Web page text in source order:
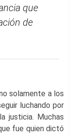
que
de
solamente a los
luchando por
justicia. Muchas
fue quien dictó